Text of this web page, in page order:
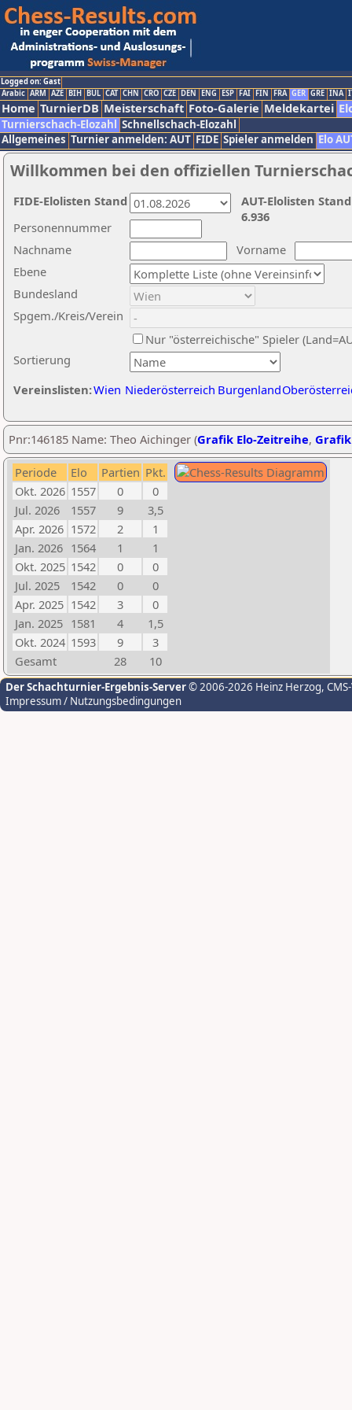
Logged on: Gast
Arabic ARM AZE BIH BUL CAT CHN CRO CZE DEN ENG ESP FAI FIN FRA GER GRE INA
Home TurnierDB Meisterschaft Foto-Galerie Meldekartei
Turnierschach-Elozahl Schnellschach-Elozahl
Allgemeines Turnier anmelden: AUT FIDE Spieler anmelden Elo
Willkommen bei den offiziellen
Nachname
Vorname
Ebene
Sortierung
Personennummer
Bundesland
Spgem./Kreis/Verein
Nur "österreichische" Spieler
Vereinslisten:Wien Niederösterreich Burgenland
AUT-Elolisten
6.936
FIDE-Elolisten Stand
Pnr:146185 Name: Theo Aichinger (Grafik Elo-Zeitreihe,
Periode Elo Partien Pkt.
Okt. 2026 1557 0
0
Jul. 2026
1557 9
3,5
Apr. 2026 1572 2
1
Jan. 2026 1564 1
1
Okt. 2025 1542 0
0
Jul. 2025
1542 0
0
Apr. 2025 1542 3
0
Jan. 2025 1581 4
1,5
Okt. 2024 1593 9
3
Gesamt
28 10
Der Schachturnier-Ergebnis-Server© 2006-2026 Heinz Herzog,
Impressum / Nutzungsbedingungen